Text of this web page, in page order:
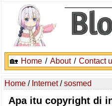
🏡 Home / About / Contact
Home / Internet/sosmed
Apa itu copyright di